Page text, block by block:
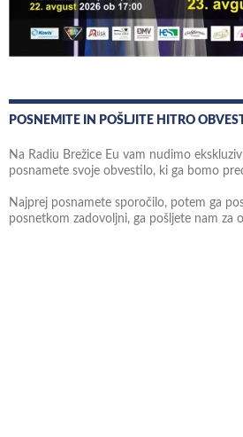
POSNEMITE IN POŠLJITE HITRO
Na Radiu Brežice Eu vam nudimo
posnamete svoje obvestilo, ki ga bomo
Najprej posnamete sporočilo, potem ga
posnetkom zadovoljni, ga pošljete nam za